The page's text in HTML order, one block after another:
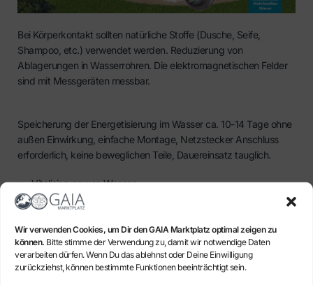
Wir verwenden Cookies, um Dir den GAIA Marktplatz optimal zeigen zu
können. Bitte stimme der Verwendung zu, damit wir notwendige Daten
verarbeiten dürfen. Wenn Du das ablehnst oder Deine Einwilligung
zurückziehst, können bestimmte Funktionen beeinträchtigt sein.
Bei Körperkontakt sollten natürliche Stoffe (Dusche, Seife,
Shampoo, etc.) verwendet werden. Reduzierung von
Ablagerungen in Wasserrohren. Die elektromagnetischen Felder
sind mit Messgeräten messbar.
Speicherung der Energetisierung im Wasser ca. 10-14 Tage ohne
außen Einwirkung, einfache Montage, Netzstecker Anschluss
erforderlich, keine beweglichen Teile, Dauereinsatz tauglich.
Vitalisierung von Wasser
Elektromagnetisch
Elektrisch
Thermisch
Mechanisch
Chemisch